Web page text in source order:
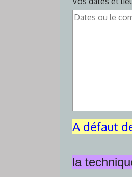
A défaut
la